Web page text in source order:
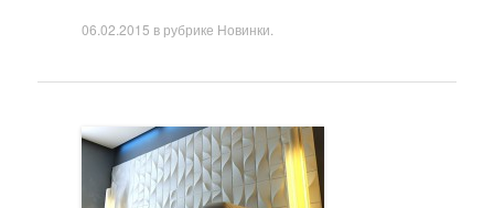
06.02.2015 в рубрике Новинки